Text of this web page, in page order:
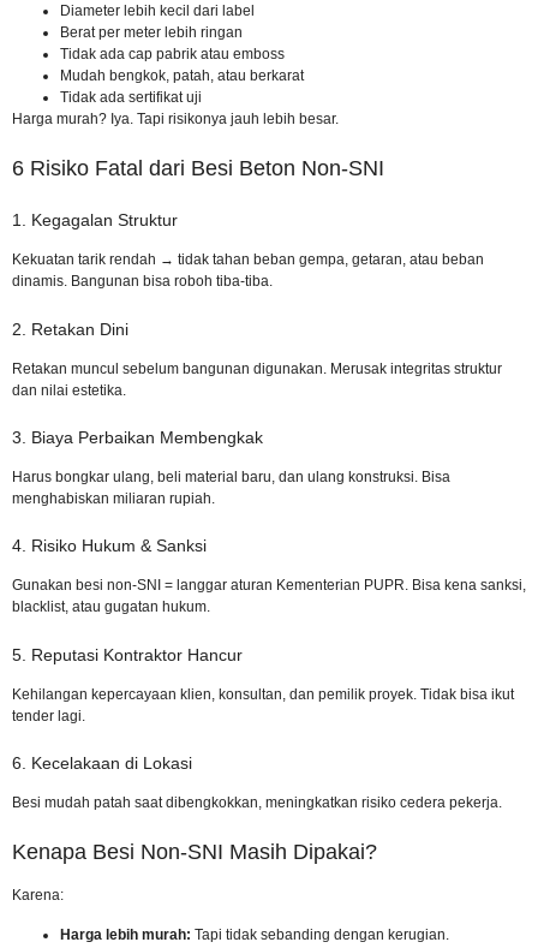
Diameter lebih kecil dari label
Berat per meter lebih ringan
Tidak ada cap pabrik atau emboss
Mudah bengkok, patah, atau berkarat
Tidak ada sertifikat uji
Harga murah? Iya. Tapi risikonya jauh lebih besar.
6 Risiko Fatal dari Besi Beton Non-SNI
1. Kegagalan Struktur
Kekuatan tarik rendah → tidak tahan beban gempa, getaran, atau beban
dinamis. Bangunan bisa roboh tiba-tiba.
2. Retakan Dini
Retakan muncul sebelum bangunan digunakan. Merusak integritas struktur
dan nilai estetika.
3. Biaya Perbaikan Membengkak
Harus bongkar ulang, beli material baru, dan ulang konstruksi. Bisa
menghabiskan miliaran rupiah.
4. Risiko Hukum & Sanksi
Gunakan besi non-SNI = langgar aturan Kementerian PUPR. Bisa kena sanksi,
blacklist, atau gugatan hukum.
5. Reputasi Kontraktor Hancur
Kehilangan kepercayaan klien, konsultan, dan pemilik proyek. Tidak bisa ikut
tender lagi.
6. Kecelakaan di Lokasi
Besi mudah patah saat dibengkokkan, meningkatkan risiko cedera pekerja.
Kenapa Besi Non-SNI Masih Dipakai?
Karena:
Harga lebih murah: Tapi tidak sebanding dengan kerugian.